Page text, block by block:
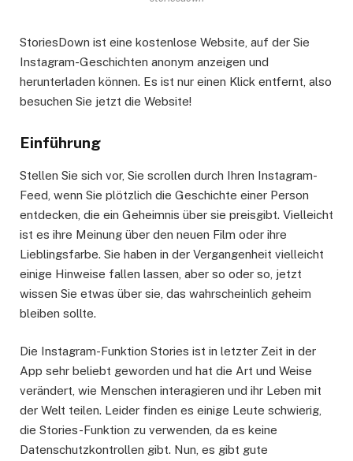
StoriesDown ist eine kostenlose Website, auf der Sie
Instagram-Geschichten anonym anzeigen und
herunterladen können. Es ist nur einen Klick entfernt, also
besuchen Sie jetzt die Website!
Einführung
Stellen Sie sich vor, Sie scrollen durch Ihren Instagram-
Feed, wenn Sie plötzlich die Geschichte einer Person
entdecken, die ein Geheimnis über sie preisgibt. Vielleicht
ist es ihre Meinung über den neuen Film oder ihre
Lieblingsfarbe. Sie haben in der Vergangenheit vielleicht
einige Hinweise fallen lassen, aber so oder so, jetzt
wissen Sie etwas über sie, das wahrscheinlich geheim
bleiben sollte.
Die Instagram-Funktion Stories ist in letzter Zeit in der
App sehr beliebt geworden und hat die Art und Weise
verändert, wie Menschen interagieren und ihr Leben mit
der Welt teilen. Leider finden es einige Leute schwierig,
die Stories-Funktion zu verwenden, da es keine
Datenschutzkontrollen gibt. Nun, es gibt gute